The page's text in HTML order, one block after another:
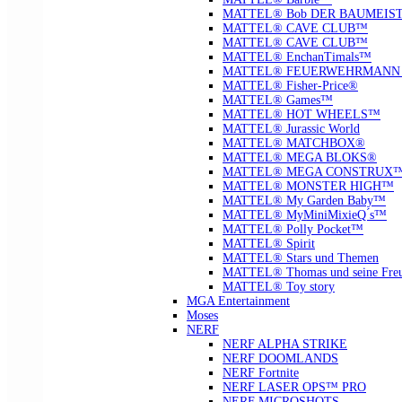
MATTEL® Bob DER
MATTEL® CAVE CLUB™
MATTEL® CAVE CLUB™
MATTEL® EnchanTimals™
MATTEL®
MATTEL® Fisher-Price®
MATTEL® Games™
MATTEL® HOT WHEELS™
MATTEL® Jurassic World
MATTEL® MATCHBOX®
MATTEL® MEGA BLOKS®
MATTEL® MEGA
MATTEL® MONSTER HIGH™
MATTEL® My Garden Baby™
MATTEL® MyMiniMixieQ ́s™
MATTEL® Polly Pocket™
MATTEL® Spirit
MATTEL® Stars und Themen
MATTEL® Thomas und seine
MATTEL® Toy story
MGA Entertainment
Moses
NERF
NERF ALPHA STRIKE
NERF DOOMLANDS
NERF Fortnite
NERF LASER OPS™ PRO